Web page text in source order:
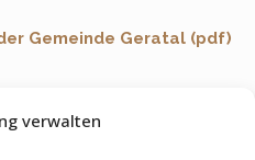
verwalten
Gemeinde Geratal (pdf)
auf Ihrem Computer kann es